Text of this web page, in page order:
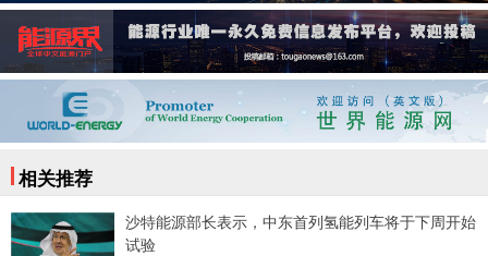
相关推荐
沙特能源部长表示，中东首列氢能列车将于下周开始
试验